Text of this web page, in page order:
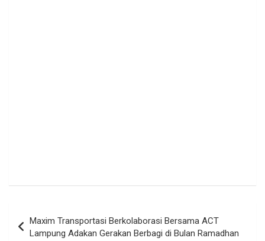
pos
Maxim Transportasi Berkolaborasi Bersama ACT
Lampung Adakan Gerakan Berbagi di Bulan Ramadhan